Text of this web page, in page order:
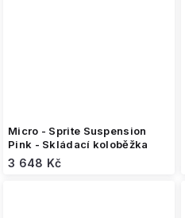
Micro - Sprite Suspension
Pink - Skládací koloběžka
3 648 Kč